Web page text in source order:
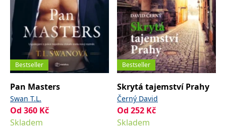
Bestseller
Pan Masters
Swan T.L.
Od 360 Kč
Skladem
Bestseller
Skrytá tajemství Prahy
Černý David
Od 252 Kč
Skladem